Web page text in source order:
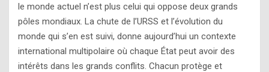
le monde actuel n’est plus celui qui oppose deux grands
pôles mondiaux. La chute de l’URSS et l’évolution du
monde qui s’en est suivi, donne aujourd’hui un contexte
international multipolaire où chaque État peut avoir des
intérêts dans les grands conflits. Chacun protège et